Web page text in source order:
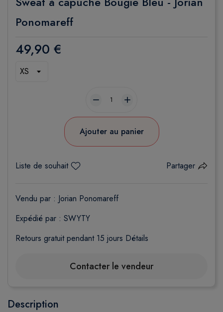
Ponomareff
49,90 €
remove add
Ajouter au panier
Liste de souhait Partager
Vendu par : Jorian Ponomareff
Expédié par : SWYTY
Retours gratuit pendant 15 jours Détails
Contacter le vendeur
Description